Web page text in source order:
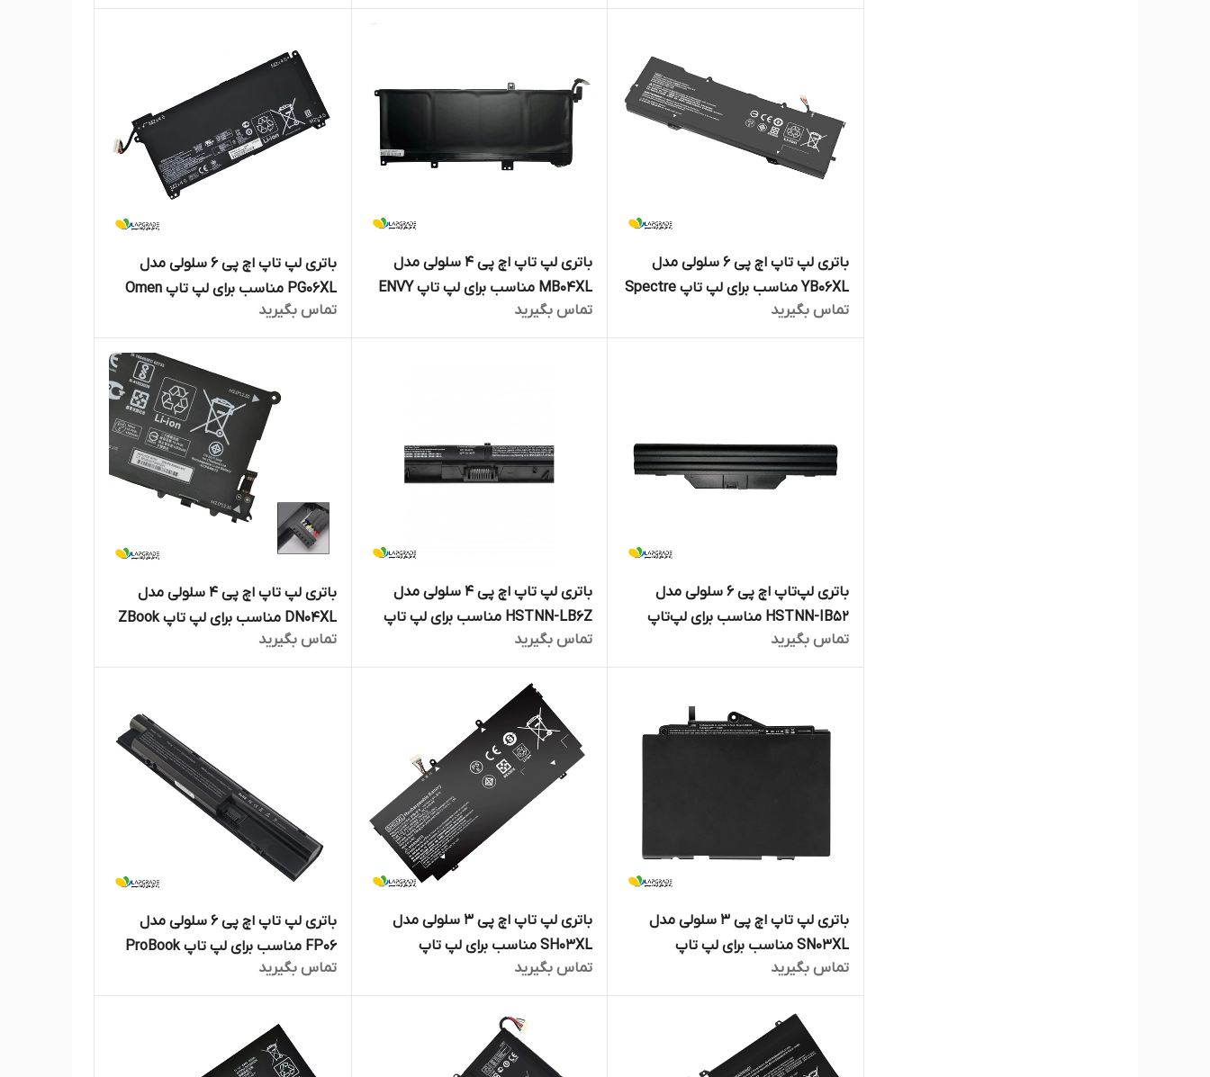
باتری لپ تاپ اچ پی 6 سلولی مدل
YB06XL مناسب برای لپ تاپ Spectre
X360 Convertible 15-CH000
تماس بگیرید
باتری لپ تاپ اچ پی 4 سلولی مدل
MB04XL مناسب برای لپ تاپ ENVY
X360 15-AQ005NA
تماس بگیرید
باتری لپ تاپ اچ پی 6 سلولی مدل
PG06XL مناسب برای لپ تاپ Omen
15-DH
تماس بگیرید
باتری لپ‌تاپ اچ پی 6 سلولی مدل
HSTNN-IB52 مناسب برای لپ‌تاپ
6820S
تماس بگیرید
باتری لپ تاپ اچ پی 4 سلولی مدل
HSTNN-LB6Z مناسب برای لپ تاپ
ProBook 455 G3
تماس بگیرید
باتری لپ تاپ اچ پی 4 سلولی مدل
DN04XL مناسب برای لپ تاپ ZBook
X2 G4
تماس بگیرید
باتری لپ تاپ اچ پی 3 سلولی مدل
SN03XL مناسب برای لپ تاپ
EliteBook 820 G3
تماس بگیرید
باتری لپ تاپ اچ پی 3 سلولی مدل
SH03XL مناسب برای لپ تاپ
Spectre X360 Series
تماس بگیرید
باتری لپ تاپ اچ پی 6 سلولی مدل
FP06 مناسب برای لپ تاپ ProBook
450 G1
تماس بگیرید